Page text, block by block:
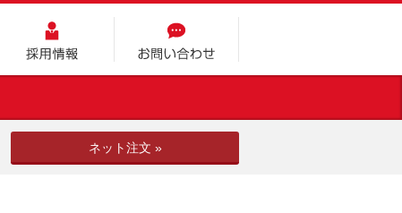
採用情報 お問い合わせ
ネット注文 »